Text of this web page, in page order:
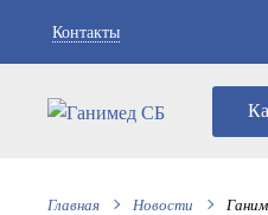
Контакты
Главная Новости